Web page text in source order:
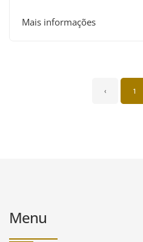
Mais informações
‹ 1
Menu